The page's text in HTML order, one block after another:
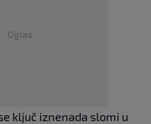
Oglas
ključ iznenada slomi u